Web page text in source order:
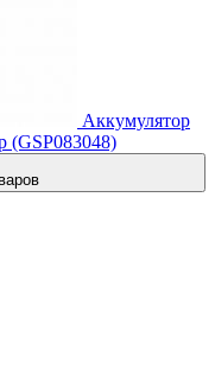
Аккумулятор
(GSP083048)